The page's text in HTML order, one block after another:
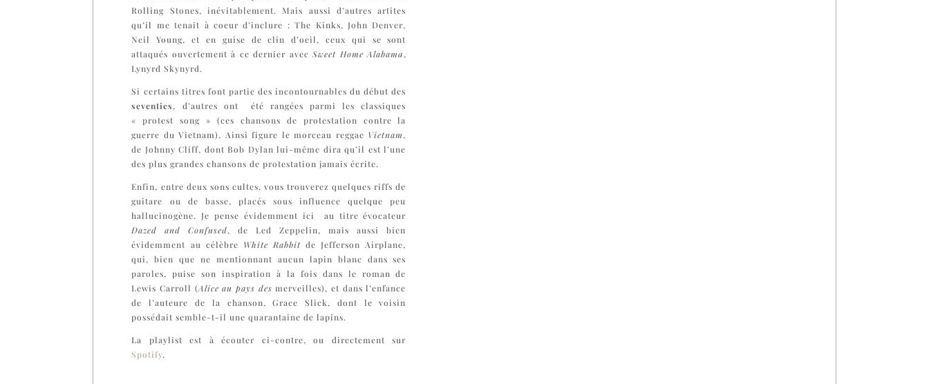
Rolling Stones, inévitablement. Mais aussi d’autres artites
qu’il me tenait à coeur d’inclure : The Kinks, John Denver,
Neil Young, et en guise de clin d’oeil, ceux qui se sont
attaqués ouvertement à ce dernier avecSweet Home Alabama,
Lynyrd Skynyrd.
Si certains titres font partie des incontournables du début des
seventies, d’autres ont été rangées parmi les classiques
« protest song » (ces chansons de protestation contre la
guerre du Vietnam). Ainsi figure le morceau reggae Vietnam,
de Johnny Cliff, dont Bob Dylan lui-même dira qu’il est l’une
des plus grandes chansons de protestation jamais écrite.
Enfin, entre deux sons cultes, vous trouverez quelques riffs de
guitare ou de basse, placés sous influence quelque peu
hallucinogène. Je pense évidemment ici au titre évocateur
Dazed and Confused, de Led Zeppelin, mais aussi bien
évidemment au célèbre White Rabbit de Jefferson Airplane,
qui, bien que ne mentionnant aucun lapin blanc dans ses
paroles, puise son inspiration à la fois dans le roman de
Lewis Carroll (Alice au pays des merveilles), et dans l’enfance
de l’auteure de la chanson, Grace Slick, dont le voisin
possédait semble-t-il une quarantaine de lapins.
La playlist est à écouter ci-contre, ou directement sur
Spotify.